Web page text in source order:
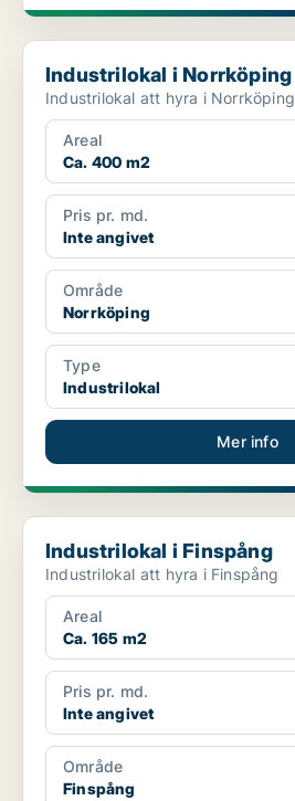
Industrilokal i Norrköping
Industrilokal i Norrköping
Industrilokal att hyra i Norrköping
Areal
Ca. 400 m2
Pris pr. md.
Inte angivet
Område
Norrköping
Type
Industrilokal
Mer info
Industrilokal i Finspång
Industrilokal i Finspång
Industrilokal att hyra i Finspång
Areal
Ca. 165 m2
Pris pr. md.
Inte angivet
Område
Finspång